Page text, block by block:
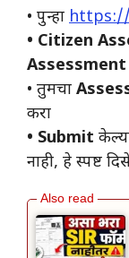
• पुन्हा https://
• Citizen
• तुमचा
करा
• Submit
नाही, हे स्पष्ट